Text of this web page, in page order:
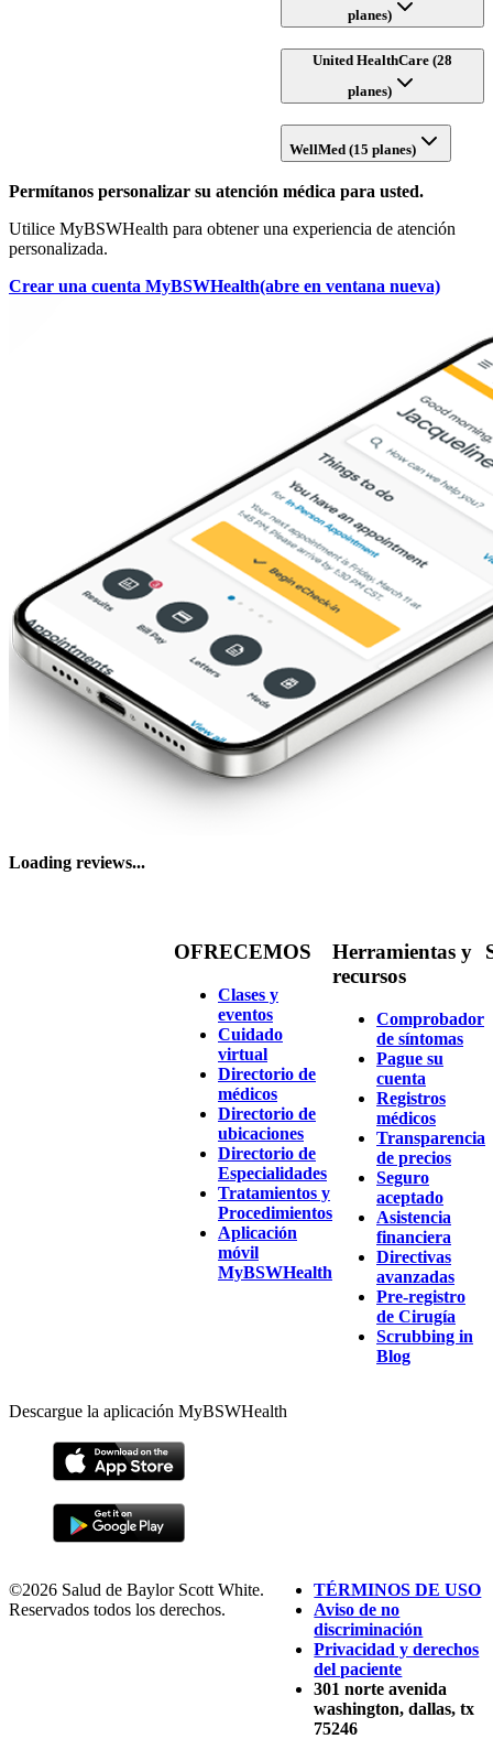
planes)
United HealthCare (28
planes)
WellMed (15 planes)
Permítanos personalizar su atención médica para usted.
Utilice MyBSWHealth para obtener una experiencia de atención
personalizada.
Crear una cuenta MyBSWHealth(abre en ventana nueva)
Loading reviews...
OFRECEMOS
Clases y
eventos
Cuidado
virtual
Directorio de
médicos
Directorio de
ubicaciones
Directorio de
Especialidades
Tratamientos y
Procedimientos
Aplicación
móvil
MyBSWHealth
Herramientas y
recursos
Comprobador
de síntomas
Pague su
cuenta
Registros
médicos
Transparencia
de precios
Seguro
aceptado
Asistencia
financiera
Directivas
avanzadas
Pre-registro
de Cirugía
Scrubbing in
Blog
Descargue la aplicación MyBSWHealth
©2026 Salud de Baylor Scott White.
Reservados todos los derechos.
TÉRMINOS DE USO
Aviso de no
discriminación
Privacidad y derechos
del paciente
301 norte avenida
washington, dallas, tx
75246